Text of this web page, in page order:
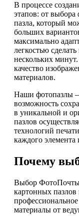
В процессе
этапов: от выбора
пазла, который
больших
максимально
легкостью
нескольких
качество
материалов.
Наши фотопазлы –
возможность
в уникальной и
пазлов
технологий
каждого элемента
Почему
Выбор ФотоПочты
картонных
материалы от